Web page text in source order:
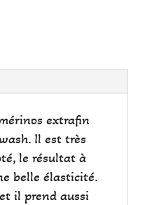
extrafin
Il est très
le résultat à
belle élasticité.
il prend aussi